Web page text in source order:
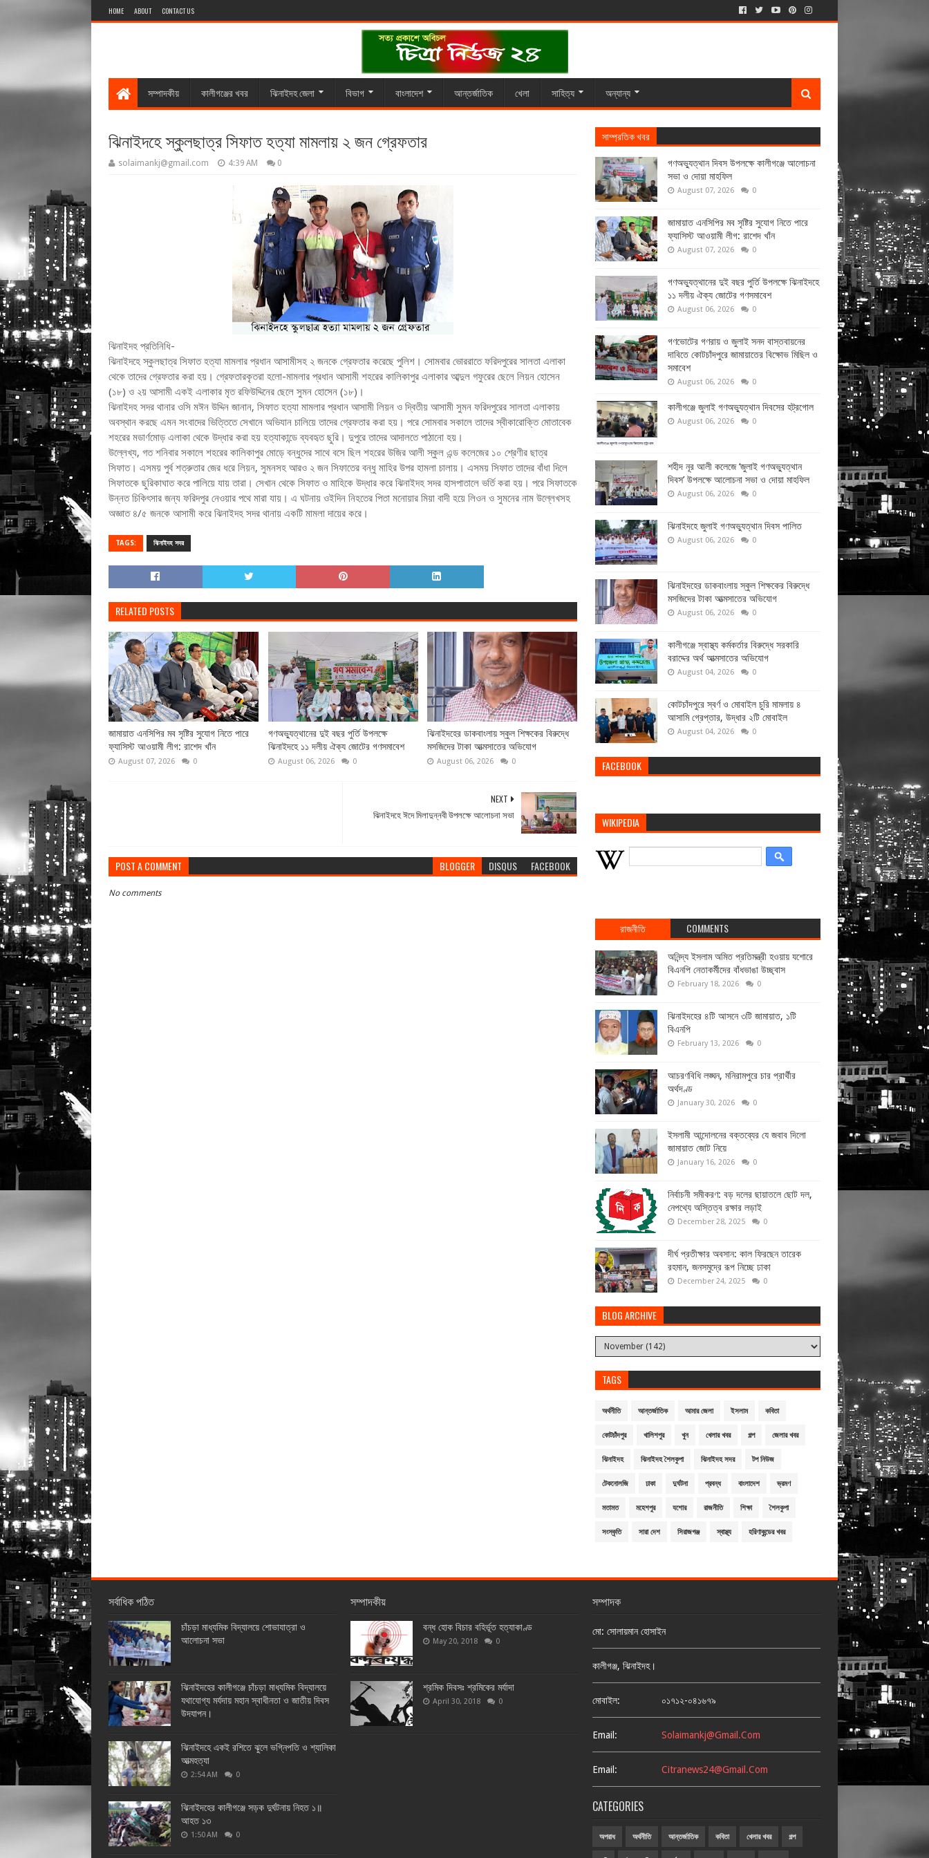
HOME ABOUT CONTACT US
সম্পাদকীয় কালীগঞ্জের খবর ঝিনাইদহ জেলা বিভাগ বাংলাদেশ আন্তর্জাতিক খেলা সাহিত্য অন্যান্য
ঝিনাইদহে স্কুলছাত্র সিফাত হত্যা মামলায় ২ জন গ্রেফতার
solaimankj@gmail.com 4:39 AM 0
ঝিনাইদহ প্রতিনিধি-
ঝিনাইদহে স্কুলছাত্র সিফাত হত্যা মামলার প্রধান আসামীসহ ২ জনকে গ্রেফতার করেছে পুলিশ। সোমবার ভোররাতে ফরিদপুরের সালতা এলাকা
থেকে তাদের গ্রেফতার করা হয়। গ্রেফতারকৃতরা হলো-মামলার প্রধান আসামী শহরের কালিকাপুর এলাকার আব্দুল গফুরের ছেলে লিয়ন হোসেন
(১৮) ও ২য় আসামী একই এলাকার মৃত রফিউদ্দিনের ছেলে সুমন হোসেন (১৮)।
ঝিনাইদহ সদর থানার ওসি মঈন উদ্দিন জানান, সিফাত হত্যা মামলার প্রধান আসামী লিয়ন ও দ্বিতীয় আসামী সুমন ফরিদপুরের সালতা এলাকায়
অবস্থান করছে এমন সংবাদের ভিত্তিতে সেখানে অভিযান চালিয়ে তাদের গ্রেফতার করা হয়। পরে সোমবার সকালে তাদের স্বীকারোক্তি মোতাবেক
শহরের মডার্ণমোড় এলাকা থেকে উদ্ধার করা হয় হত্যাকান্ডে ব্যবহৃত ছুরি। দুপুরে তাদের আদালতে পাঠানো হয়।
উল্লেখ্য, গত শনিবার সকালে শহরের কালিকাপুর মোড়ে বন্ধুদের সাথে বসে ছিল শহরের উজির আলী স্কুল এন্ড কলেজের ১০ শ্রেণীর ছাত্র
সিফাত। এসময় পুর্ব শত্রুতার জের ধরে লিয়ন, সুমনসহ আরও ২ জন সিফাতের বন্ধু মাহির উপর হামলা চালায়। এসময় সিফাত তাদের বাঁধা দিলে
সিফাতকে ছুরিকাঘাত করে পালিয়ে যায় তারা। সেখান থেকে সিফাত ও মাহিকে উদ্ধার করে ঝিনাইদহ সদর হাসপাতালে ভর্তি করা হয়। পরে সিফাতকে
উন্নত চিকিৎসার জন্য ফরিদপুর নেওয়ার পথে মারা যায়। এ ঘটনায় ওইদিন নিহতের পিতা মনোয়ার মিয়া বাদী হয়ে লিওন ও সুমনের নাম উল্লেখসহ
অজ্ঞাত ৪/৫ জনকে আসামী করে ঝিনাইদহ সদর থানায় একটি মামলা দায়ের করে।
TAGS: ঝিনাইদহ সদর
RELATED POSTS
জামায়াত এনসিপির মব সৃষ্টির সুযোগ নিতে পারে
ফ্যাসিস্ট আওয়ামী লীগ: রাশেদ খাঁন
August 07, 2026 0
গণঅভ্যুত্থানের দুই বছর পুর্তি উপলক্ষে
ঝিনাইদহে ১১ দলীয় ঐক্য জোটের গণসমাবেশ
August 06, 2026 0
ঝিনাইদহের ডাকবাংলায় স্কুল শিক্ষকের বিরুদ্ধে
মসজিদের টাকা আত্মসাতের অভিযোগ
August 06, 2026 0
NEXT
ঝিনাইদহে ঈদে মিলাদুন্নবী উপলক্ষে আলোচনা সভা
POST A COMMENT BLOGGER DISQUS FACEBOOK
No comments
সাম্প্রতিক খবর
গণঅভ্যুত্থান দিবস উপলক্ষে কালীগঞ্জে আলোচনা
সভা ও দোয়া মাহফিল
August 07, 2026 0
জামায়াত এনসিপির মব সৃষ্টির সুযোগ নিতে পারে
ফ্যাসিস্ট আওয়ামী লীগ: রাশেদ খাঁন
August 07, 2026 0
গণঅভ্যুত্থানের দুই বছর পুর্তি উপলক্ষে ঝিনাইদহে
১১ দলীয় ঐক্য জোটের গণসমাবেশ
August 06, 2026 0
গণভোটের গণরায় ও জুলাই সনদ বাস্তবায়নের
দাবিতে কোটচাঁদপুরে জামায়াতের বিক্ষোভ মিছিল ও
সমাবেশ
August 06, 2026 0
কালীগঞ্জে জুলাই গণঅভ্যুত্থান দিবসের হট্রগোল
August 06, 2026 0
শহীদ নূর আলী কলেজে ‘জুলাই গণঅভ্যুত্থান
দিবস’ উপলক্ষে আলোচনা সভা ও দোয়া মাহফিল
August 06, 2026 0
ঝিনাইদহে জুলাই গণঅভ্যুত্থান দিবস পালিত
August 06, 2026 0
ঝিনাইদহের ডাকবাংলায় স্কুল শিক্ষকের বিরুদ্ধে
মসজিদের টাকা আত্মসাতের অভিযোগ
August 06, 2026 0
কালীগঞ্জে স্বাস্থ্য কর্মকর্তার বিরুদ্ধে সরকারি
বরাদ্দের অর্থ আত্মসাতের অভিযোগ
August 04, 2026 0
কোটচাঁদপুরে স্বর্ণ ও মোবাইল চুরি মামলায় ৪
আসামি গ্রেপ্তার, উদ্ধার ২টি মোবাইল
August 04, 2026 0
FACEBOOK
WIKIPEDIA
রাজনীতি COMMENTS
অনিন্দ্য ইসলাম অমিত প্রতিমন্ত্রী হওয়ায় যশোরে
বিএনপি নেতাকর্মীদের বাঁধভাঙা উচ্ছ্বাস
February 18, 2026 0
ঝিনাইদহের ৪টি আসনে ৩টি জামায়াত, ১টি
বিএনপি
February 13, 2026 0
আচরণবিধি লঙ্ঘন, মনিরামপুরে চার প্রার্থীর
অর্থদণ্ড
January 30, 2026 0
ইসলামী আন্দোলনের বক্তব্যের যে জবাব দিলো
জামায়াত জোট নিয়ে
January 16, 2026 0
নির্বাচনী সমীকরণ: বড় দলের ছায়াতলে ছোট দল,
নেপথ্যে অস্তিত্ব রক্ষার লড়াই
December 28, 2025 0
দীর্ঘ প্রতীক্ষার অবসান: কাল ফিরছেন তারেক
রহমান, জনসমুদ্রে রূপ নিচ্ছে ঢাকা
December 24, 2025 0
BLOG ARCHIVE
TAGS
অর্থনীতি আন্তর্জাতিক আমার জেলা ইসলাম কবিতা
কোটচাঁদপুর খালিশপুর খুন খেলার খবর গল্প জেলার খবর
ঝিনাইদহ ঝিনাইদহ শৈলকুপা ঝিনাইদহ সদর টপ নিউজ
টেকনোলজি ঢাকা দুর্ঘটনা প্রবন্ধ বাংলাদেশ ভ্রমণ
মতামত মহেশপুর যশোর রাজনীতি শিক্ষা শৈলকুপা
সংস্কৃতি সারা দেশ সিরাজগঞ্জ স্বাস্থ্য হরিণাকুন্ডের খবর
সর্বাধিক পঠিত
চাঁচড়া মাধ্যমিক বিদ্যালয়ে শোভাযাত্রা ও
আলোচনা সভা
ঝিনাইদহের কালীগঞ্জে চাঁচড়া মাধ্যমিক বিদ্যালয়ে
যথাযোগ্য মর্যদায় মহান স্বাধীনতা ও জাতীয় দিবস
উদযাপন।
ঝিনাইদহে একই রশিতে ঝুলে ভগ্নিপতি ও শ্যালিকা
আত্মহত্যা
2:54 AM 0
ঝিনাইদহের কালীগঞ্জে সড়ক দুর্ঘটনায় নিহত ১॥
আহত ১৩
1:50 AM 0
সম্পাদকীয়
বন্ধ হোক বিচার বহির্ভূত হত্যাকাণ্ড
May 20, 2018 0
শ্রমিক দিবসঃ শ্রমিকের মর্যাদা
April 30, 2018 0
সম্পাদক
মো: সোলায়মান হোসাইন
কালীগঞ্জ, ঝিনাইদহ।
মোবাইল: ০১৭১২-০৪১৬৭৯
Email: Solaimankj@gmail.com
Email: Citranews24@gmail.com
CATEGORIES
অপরাধ অর্থনীতি আন্তর্জাতিক কবিতা খেলার খবর গল্প